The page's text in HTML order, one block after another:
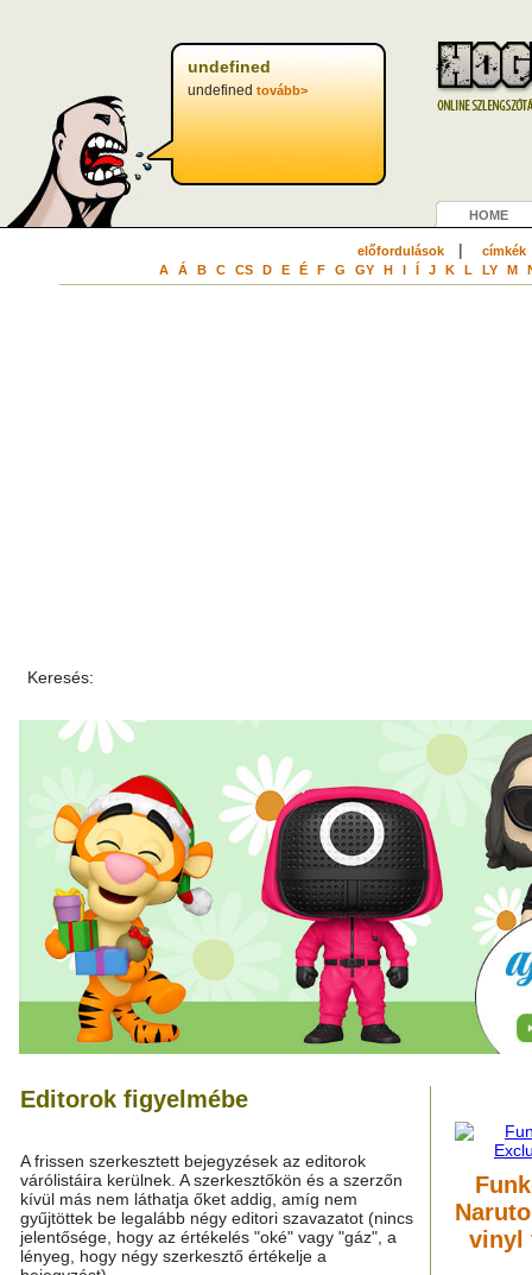
undefined
undefined tovább>
HOME
előfordulások| címkék
A Á B C CS D E É F G GY H I Í J K L LY M
Keresés:
Editorok figyelmébe
A frissen szerkesztett bejegyzések az editorok
várólistáira kerülnek. A szerkesztőkön és a szerzőn
kívül más nem láthatja őket addig, amíg nem
gyűjtöttek be legalább négy editori szavazatot (nincs
jelentősége, hogy az értékelés "oké" vagy "gáz", a
lényeg, hogy négy szerkesztő értékelje a
vinyl